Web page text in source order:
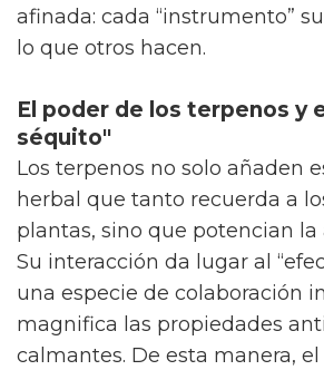
afinada: cada “instrumento”
lo que otros hacen.
El poder de los terpenos y
séquito"
Los terpenos no solo añaden
herbal que tanto recuerda a
plantas, sino que potencian la
Su interacción da lugar al
una especie de colaboración
magnifica las propiedades
calmantes. De esta manera,